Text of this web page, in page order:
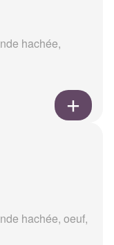
hachée,
hachée, oeuf,